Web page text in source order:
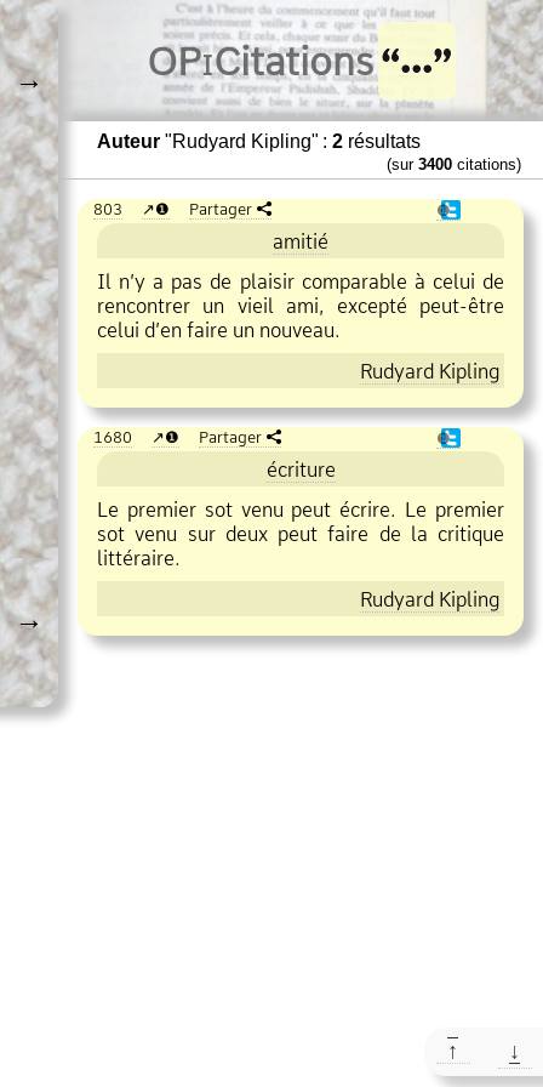
→
→
OPiCitations
Auteur "Rudyard Kipling" : 2 résultats
(sur 3400 citations)
803 ❶ Partager ❶
amitié
Il n’y a pas de plaisir comparable à celui de
rencontrer un vieil ami, excepté peut être
celui d’en faire un nouveau.
Rudyard Kipling
1680 ❶ Partager ❶
écriture
Le premier sot venu peut écrire. Le premier
sot venu sur deux peut faire de la critique
littéraire.
Rudyard Kipling
↑ ↓